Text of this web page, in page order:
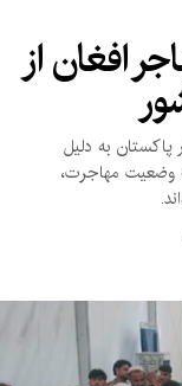
تاریخی و
هزاران زائر و
بناهای مشهور
ساخته شده
بازگشت ۳۲۵ مهاجر افغان از
پاکستان به دلیل
وضعیت مهاجرت،